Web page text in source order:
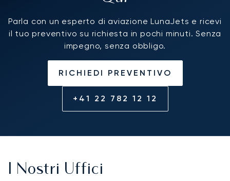
Parla con un esperto di aviazione LunaJets e ricevi
il tuo preventivo su richiesta in pochi minuti. Senza
impegno, senza obbligo.
RICHIEDI PREVENTIVO
+41 22 782 12 12
I Nostri Uffici